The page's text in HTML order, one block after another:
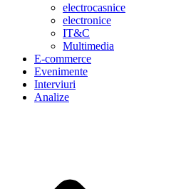
electrocasnice
electronice
IT&C
Multimedia
E-commerce
Evenimente
Interviuri
Analize